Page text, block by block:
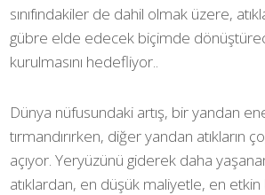
sınıfındakiler de dahil olmak üzere,
gübre elde edecek biçimde
kurulmasını hedefliyor..
Dünya nüfusundaki artış, bir yandan
tırmandırırken, diğer yandan atıkların
açıyor. Yeryüzünü giderek daha
atıklardan, en düşük maliyetle, en